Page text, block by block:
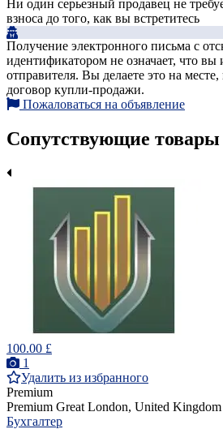
Ни один серьезный продавец не
взноса до того, как вы встретитесь
Получение электронного письма с
идентификатором не означает, что
отправителя. Вы делаете это на
договор купли-продажи.
Пожаловаться на объявление
Сопутствующие товары
100.00 £
1
Удалить из избранного
Premium
Premium Great London, United Kingdom
Бухгалтер